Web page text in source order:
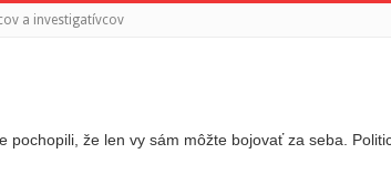
a investigatívcov
pochopili, že len vy sám môžte bojovať za seba.